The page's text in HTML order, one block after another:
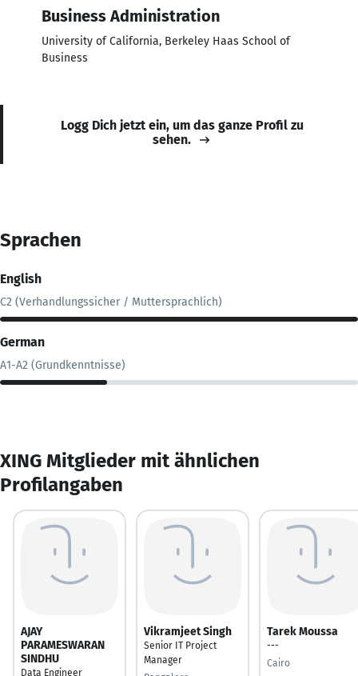
Business Administration
University of California, Berkeley Haas School of
Business
Logg Dich jetzt ein, um das ganze Profil zu
sehen.
Sprachen
English
C2 (Verhandlungssicher / Muttersprachlich)
German
A1-A2 (Grundkenntnisse)
XING Mitglieder mit ähnlichen
Profilangaben
AJAY
PARAMESWARAN
SINDHU
Data Engineer
Vikramjeet Singh
Senior IT Project
Manager
Tarek Moussa
---
Cairo